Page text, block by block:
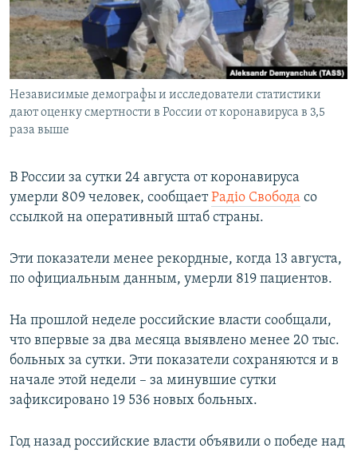
ПОБЕДИТЕЛЕЙ НЕ СУДЯТ?
КРЫМ.НЕПОКОРЕННЫЙ
ELIFBE
УКРАИНСКАЯ ПРОБЛЕМА КРЫМА
ПРИСОЕДИНЯЙТЕСЬ!
Все сайты RFE/RL
Независимые демографы и исследователи статистики
дают оценку смертности в России от коронавируса в 3,5
раза выше
В России за сутки 24 августа от коронавируса
умерли 809 человек, сообщаетРадіо Свобода со
ссылкой на оперативный штаб страны.
Эти показатели менее рекордные, когда 13 августа,
по официальным данным, умерли 819 пациентов.
На прошлой неделе российские власти сообщали,
что впервые за два месяца выявлено менее 20 тыс.
больных за сутки. Эти показатели сохраняются и в
начале этой недели – за минувшие сутки
зафиксировано 19 536 новых больных.
Год назад российские власти объявили о победе над